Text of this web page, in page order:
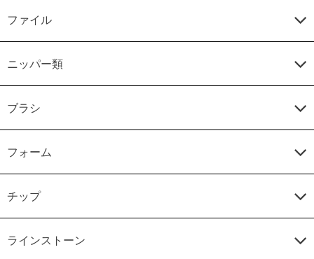
ファイル
ニッパー類
ブラシ
フォーム
チップ
ラインストーン